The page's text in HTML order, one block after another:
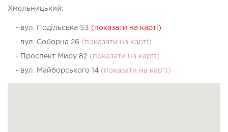
Хмельницький:
- вул. Подільська 53 (показати на карті)
- вул. Соборна 26 (показати на карті)
- Проспект Миру 82 (показати на карті)
- вул. Майборського 14 (показати на карті)